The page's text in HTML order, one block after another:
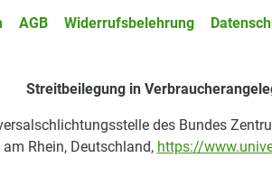
AGB Widerrufsbelehrung
Streitbeilegung in
des Bundes
Rhein, Deutschland, https://